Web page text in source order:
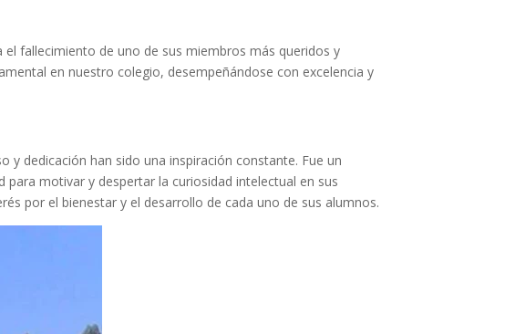
fallecimiento de uno de sus miembros más queridos y
en nuestro colegio, desempeñándose con excelencia y
y dedicación han sido una inspiración constante. Fue un
motivar y despertar la curiosidad intelectual en sus
por el bienestar y el desarrollo de cada uno de sus alumnos.